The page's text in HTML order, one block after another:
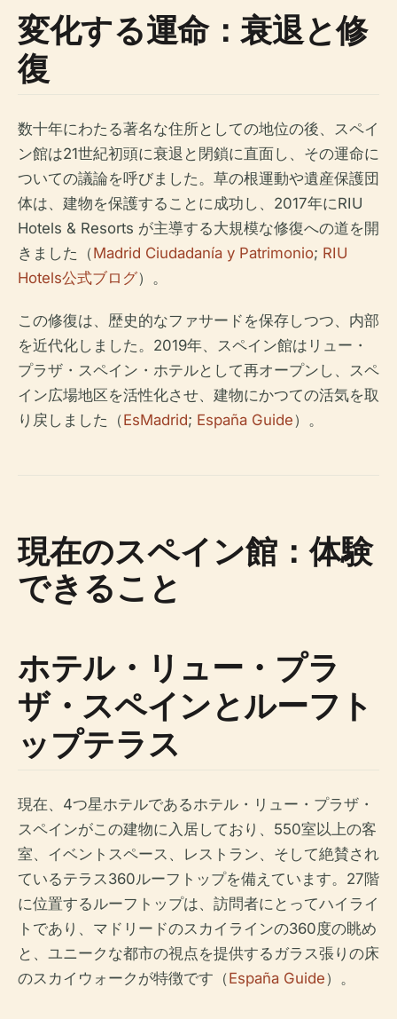
変化する運命：衰退と修
復
数十年にわたる著名な住所としての地位の後、スペイ
ン館は21世紀初頭に衰退と閉鎖に直面し、その運命に
ついての議論を呼びました。草の根運動や遺産保護団
体は、建物を保護することに成功し、2017年にRIU
Hotels & Resorts が主導する大規模な修復への道を開
きました（Madrid Ciudadanía y Patrimonio; RIU
Hotels公式ブログ）。
この修復は、歴史的なファサードを保存しつつ、内部
を近代化しました。2019年、スペイン館はリュー・
プラザ・スペイン・ホテルとして再オープンし、スペ
イン広場地区を活性化させ、建物にかつての活気を取
り戻しました（EsMadrid; España Guide）。
現在のスペイン館：体験
できること
ホテル・リュー・プラ
ザ・スペインとルーフト
ップテラス
現在、4つ星ホテルであるホテル・リュー・プラザ・
スペインがこの建物に入居しており、550室以上の客
室、イベントスペース、レストラン、そして絶賛され
ているテラス360ルーフトップを備えています。27階
に位置するルーフトップは、訪問者にとってハイライ
トであり、マドリードのスカイラインの360度の眺め
と、ユニークな都市の視点を提供するガラス張りの床
のスカイウォークが特徴です（España Guide）。